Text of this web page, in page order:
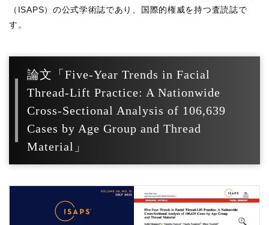
（ISAPS）の公式学術誌であり、国際的権威を持つ査読誌で
す。
論文「Five-Year Trends in Facial
Thread-Lift Practice: A Nationwide
Cross-Sectional Analysis of 106,639
Cases by Age Group and Thread
Material」